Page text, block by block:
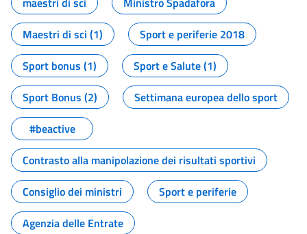
Maestri di sci (1)
Sport e periferie 2018
Sport bonus (1)
Sport e Salute (1)
Sport Bonus (2)
Settimana europea dello sport
#beactive
Contrasto alla manipolazione dei risultati sportivi
Consiglio dei ministri
Sport e periferie
Agenzia delle Entrate